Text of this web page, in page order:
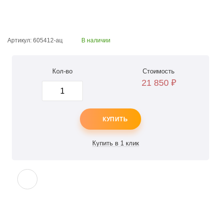
Артикул: 605412-ац В наличии
Кол-во Стоимость
21 850 ₽
КУПИТЬ